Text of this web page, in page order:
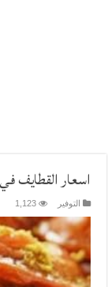
اسعار القطايف في
التوفير 1,123